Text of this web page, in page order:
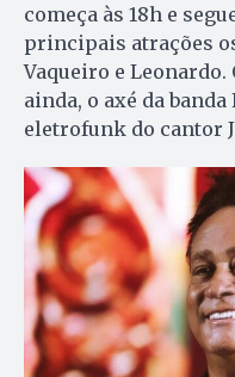
começa às 18h e
principais atrações
Vaqueiro e
ainda, o axé da
eletrofunk do cantor